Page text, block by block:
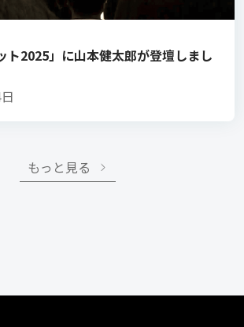
ト2025」に山本健太郎が登壇しまし
もっと見る